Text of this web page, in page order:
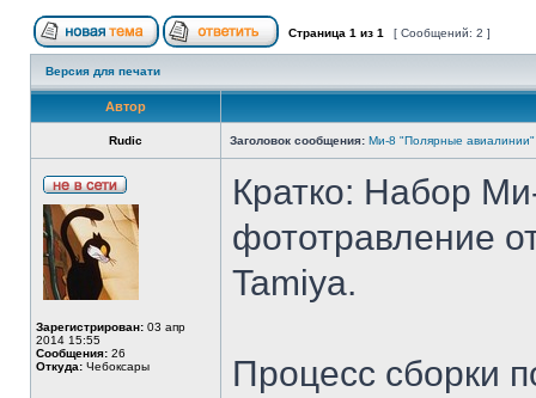
Страница 1 из 1 [ Сообщений: 2 ]
Версия для печати
Автор
Rudic Заголовок сообщения: Ми-8 "Полярные авиалинии"
Зарегистрирован: 03 апр
2014 15:55
Сообщения: 26
Откуда: Чебоксары
Кратко: Набор
фототравление
Tamiya.
Процесс сборки